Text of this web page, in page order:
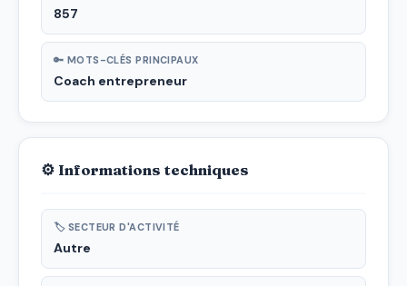
857
🔑 MOTS-CLÉS PRINCIPAUX
Coach entrepreneur
⚙ Informations techniques
🏷 SECTEUR D'ACTIVITÉ
Autre